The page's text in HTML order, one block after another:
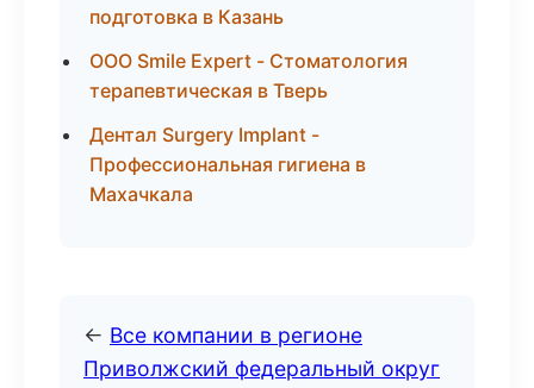
подготовка в Казань
ООО Smile Expert - Стоматология
терапевтическая в Тверь
Дентал Surgery Implant -
Профессиональная гигиена в
Махачкала
← Все компании в регионе
Приволжский федеральный округ